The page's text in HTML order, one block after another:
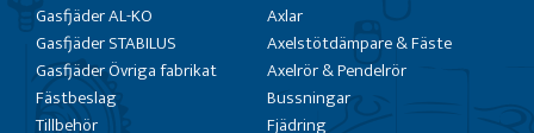
Gasfjäder AL-KO
Gasfjäder STABILUS
Gasfjäder Övriga fabrikat
Fästbeslag
Tillbehör
Axlar
Axelstötdämpare & Fäste
Axelrör & Pendelrör
Bussningar
Fjädring